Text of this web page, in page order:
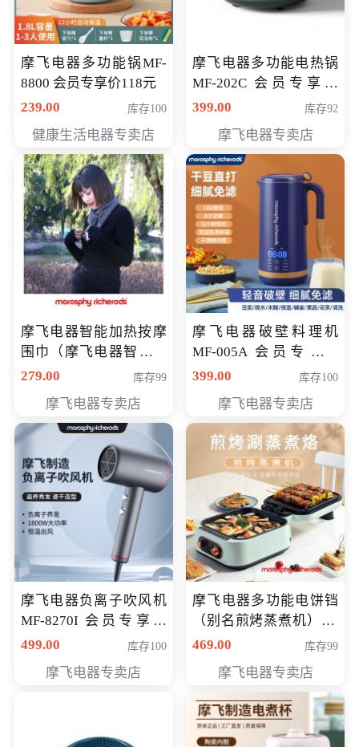
摩飞电器多功能锅MF-
8800 会员专享价118元
239.00
库存100
健康生活电器专卖店
摩飞电器多功能电热锅
MF-202C 会员专享价
269元
399.00 库存92
摩飞电器专卖店
摩飞电器智能加热按摩
围巾（摩飞电器智能加
热按摩围脖） 会员专享
279.00 库存99
摩飞电器专卖店
摩飞电器破壁料理机
MF-005A 会员专享价
198元
399.00 库存100
摩飞电器专卖店
摩飞电器负离子吹风机
MF-8270I 会员专享价
369元
499.00 库存100
摩飞电器专卖店
摩飞电器多功能电饼铛
（别名煎烤蒸煮机） 型
号MF-8888B 会员专享
469.00 库存99
摩飞电器专卖店